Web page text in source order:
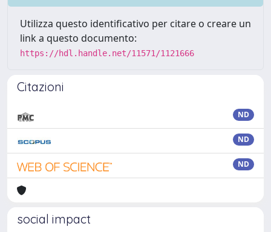
Utilizza questo identificativo per citare o creare un
link a questo documento:
https://hdl.handle.net/11571/1121666
Citazioni
ND
ND
ND
social impact